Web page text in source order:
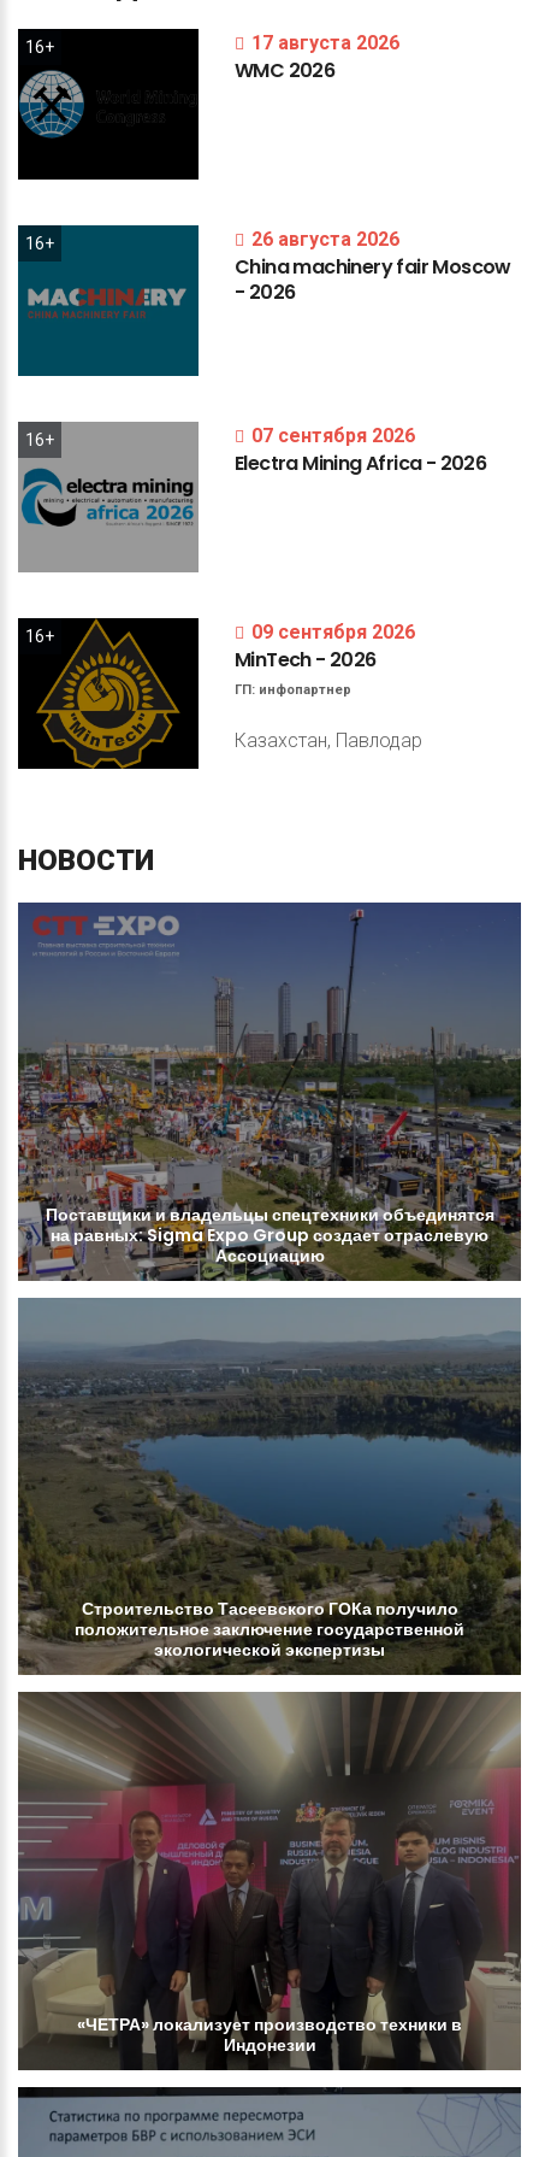
16+ 17 августа 2026
WMC 2026
16+ 26 августа 2026
ChinamachineryfairMoscow
- 2026
16+ 07 сентября 2026
ElectraMiningAfrica- 2026
16+ 09 сентября 2026
MinTech- 2026
ГП: инфопартнер
Казахстан, Павлодар
НОВОСТИ
Поставщикиивладельцы спецтехникиобъединятся
наравных:SigmaExpo Group создаетотраслевую
Ассоциацию
СтроительствоТасеевскогоГОКаполучило
положительноезаключение государственной
экологической экспертизы
«ЧЕТРА»локализует производствотехники в
Индонезии